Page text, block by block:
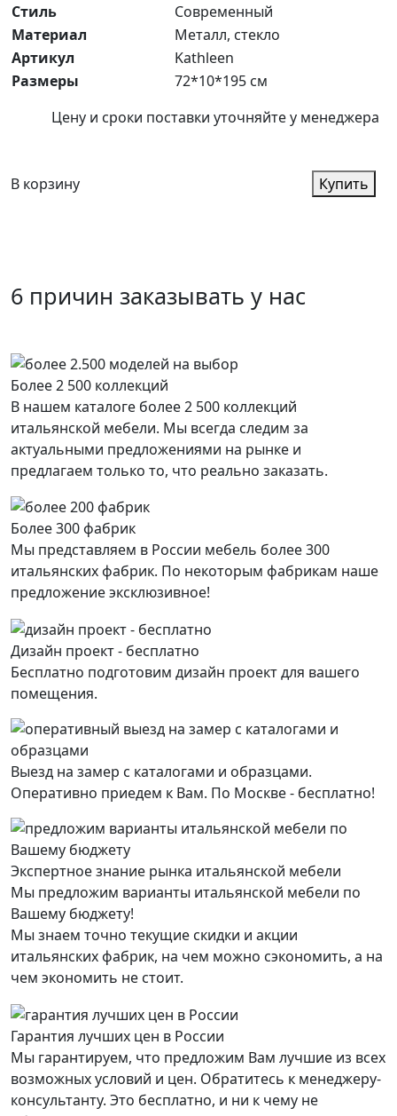
Стиль
Современный
Материал
Металл, стекло
Артикул
Kathleen
Размеры
72*10*195 см
Цену и сроки поставки уточняйте у менеджера
В корзину Купить
6 причин заказывать у нас
Более 2 500 коллекций
В нашем каталоге более 2 500 коллекций
итальянской мебели. Мы всегда следим за
актуальными предложениями на рынке и
предлагаем только то, что реально заказать.
Более 300 фабрик
Мы представляем в России мебель более 300
итальянских фабрик. По некоторым фабрикам наше
предложение эксклюзивное!
Дизайн проект - бесплатно
Бесплатно подготовим дизайн проект для вашего
помещения.
Выезд на замер с каталогами и образцами.
Оперативно приедем к Вам. По Москве - бесплатно!
Экспертное знание рынка итальянской мебели
Мы предложим варианты итальянской мебели по
Вашему бюджету!
Мы знаем точно текущие скидки и акции
итальянских фабрик, на чем можно сэкономить, а на
чем экономить не стоит.
Гарантия лучших цен в России
Мы гарантируем, что предложим Вам лучшие из всех
возможных условий и цен. Обратитесь к менеджеру-
консультанту. Это бесплатно, и ни к чему не